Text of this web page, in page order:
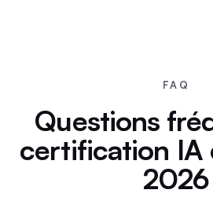
FAQ
Questions
certification IA
2026